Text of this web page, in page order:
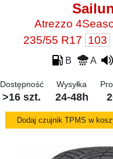
Atrezzo
235/55 R17 103
B A
Dostępność
>16 szt.
Wysyłka
24-48h
Dodaj czujnik TPMS w